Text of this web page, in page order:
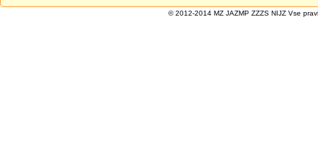
© 2012-2014 MZ JAZMP ZZZS NIJZ Vse